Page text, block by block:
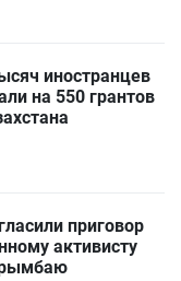
иностранцев
на 550 грантов
приговор
активисту